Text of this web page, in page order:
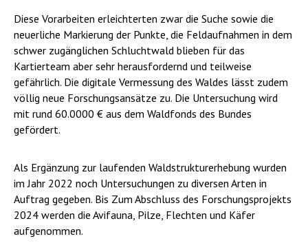
Diese Vorarbeiten erleichterten zwar die Suche sowie die
neuerliche Markierung der Punkte, die Feldaufnahmen in dem
schwer zugänglichen Schluchtwald blieben für das
Kartierteam aber sehr herausfordernd und teilweise
gefährlich. Die digitale Vermessung des Waldes lässt zudem
völlig neue Forschungsansätze zu. Die Untersuchung wird
mit rund 60.0000 € aus dem Waldfonds des Bundes
gefördert.
Als Ergänzung zur laufenden Waldstrukturerhebung wurden
im Jahr 2022 noch Untersuchungen zu diversen Arten in
Auftrag gegeben. Bis Zum Abschluss des Forschungsprojekts
2024 werden die Avifauna, Pilze, Flechten und Käfer
aufgenommen.